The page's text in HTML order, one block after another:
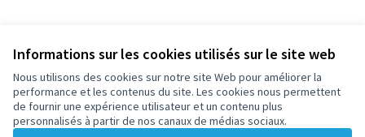
Informations sur les cookies utilisés sur le site web
Nous utilisons des cookies sur notre site Web pour améliorer la
performance et les contenus du site. Les cookies nous permettent
de fournir une expérience utilisateur et un contenu plus
personnalisés à partir de nos canaux de médias sociaux.